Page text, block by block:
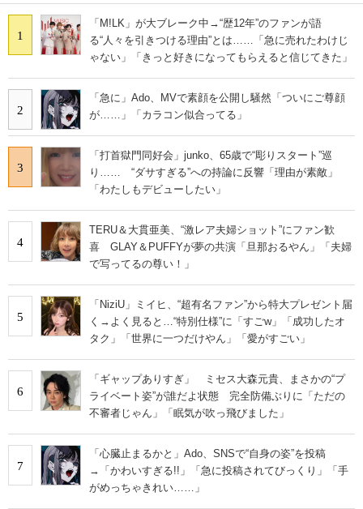
1
「M!LK」が大ブレーク中→“歴12年”のファンが語
る“人々を引きつける理由”とは……「急に売れたわけじ
ゃない」「きっと好きになってもらえると信じてきた」
2
「急に」Ado、MVで素顔を公開し騒然「ついにご尊顔
が……」「カラコン似合ってる」
3
「打首獄門同好会」junko、65歳で“彫りスタート”巡
り…… “ダサすぎる”への持論に反響「理由が素敵」
「わたしもデビューしたい」
4
TERU＆大貫亜美、“激レア夫婦ショット”にファン歓
喜 GLAY＆PUFFYが夢の共演「旦那おるやん」「夫婦
で写ってるの尊い！」
5
「NiziU」ミイヒ、“超有名ファン”から特大プレゼント届
く→よく見ると…“特別仕様”に「すごw」「成功したオ
タク」「世界に一つだけやん」「愛がすごい」
6
「ギャップありすぎ」 ミセス大森元貴、まさかの“プ
ライベート姿”が誰だよ状態 完全防備ぶりに「ただの
不審者じゃん」「眠気が吹っ飛びました」
7
「心臓止まるかと」Ado、SNSで“自身の姿”を投稿
→「かわいすぎる!!」「急に投稿されてびっくり」「手
がめっちゃきれい……」